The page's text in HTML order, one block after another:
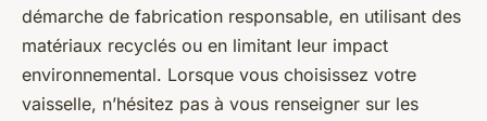
démarche de fabrication responsable, en utilisant des
matériaux recyclés ou en limitant leur impact
environnemental. Lorsque vous choisissez votre
vaisselle, n’hésitez pas à vous renseigner sur les